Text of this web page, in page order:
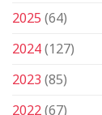
2025(64)
2024(127)
2023(85)
2022(67)